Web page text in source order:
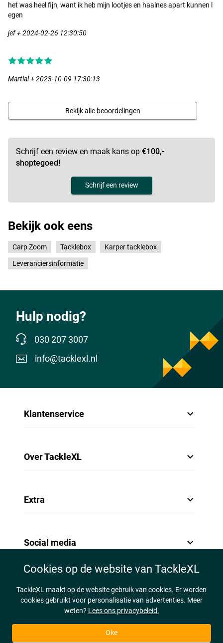
het was heel fijn, want ik heb mijn lootjes en haalnes apart kunnen l
egen
jef + 2024-02-26 12:30:50
Martial + 2023-10-09 17:30:13
Bekijk alle beoordelingen
Schrijf een review en maak kans op €100,-
shoptegoed!
Schrijf een review
Bekijk ook eens
Carp Zoom Tacklebox Karper tacklebox
Leveranciersinformatie
Hulp nodig?
030 207 3007
info@tacklexl.nl
Klantenservice
Over TackleXL
Extra
Social media
Cookies op de website van TackleXL
TackleXL maakt op de website gebruik van cookies. Er worden
cookies gebruikt voor personalisatie van advertenties. Meer
weten? Lees ons privacybeleid.
Oke